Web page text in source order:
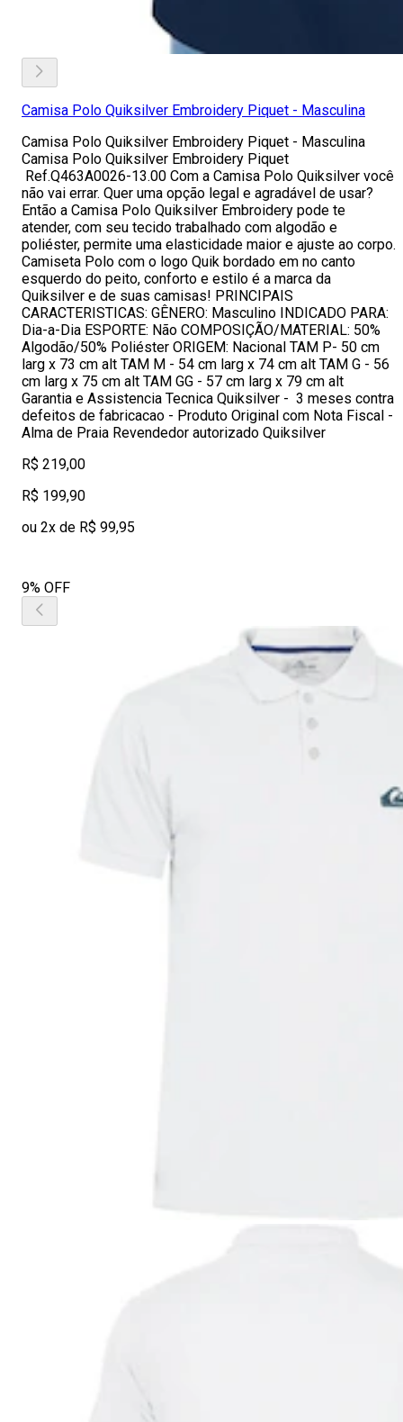
Camisa Polo Quiksilver Embroidery Piquet - Masculina
Camisa Polo Quiksilver Embroidery Piquet - Masculina
Camisa Polo Quiksilver Embroidery Piquet
Ref.Q463A0026-13.00 Com a Camisa Polo Quiksilver você
não vai errar. Quer uma opção legal e agradável de usar?
Então a Camisa Polo Quiksilver Embroidery pode te
atender, com seu tecido trabalhado com algodão e
poliéster, permite uma elasticidade maior e ajuste ao corpo.
Camiseta Polo com o logo Quik bordado em no canto
esquerdo do peito, conforto e estilo é a marca da
Quiksilver e de suas camisas! PRINCIPAIS
CARACTERISTICAS: GÊNERO: Masculino INDICADO PARA:
Dia-a-Dia ESPORTE: Não COMPOSIÇÃO/MATERIAL: 50%
Algodão/50% Poliéster ORIGEM: Nacional TAM P- 50 cm
larg x 73 cm alt TAM M - 54 cm larg x 74 cm alt TAM G - 56
cm larg x 75 cm alt TAM GG - 57 cm larg x 79 cm alt
Garantia e Assistencia Tecnica Quiksilver - 3 meses contra
defeitos de fabricacao - Produto Original com Nota Fiscal -
Alma de Praia Revendedor autorizado Quiksilver
R$ 219,00
R$ 199,90
ou 2x de R$ 99,95
9% OFF